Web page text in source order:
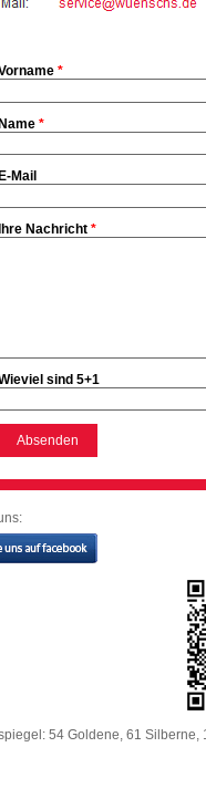
*
*
E-Mail
Nachricht *
sind 5+1
54 Goldene, 61